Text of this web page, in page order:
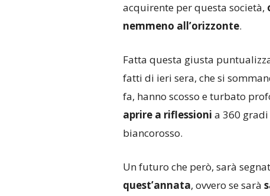
acquirente per questa società,
nemmeno all’orizzonte.
Fatta questa giusta
fatti di ieri sera, che si
fa, hanno scosso e turbato
aprire a riflessioni a 360
biancorosso.
Un futuro che però, sarà
quest’annata, ovvero se sarà